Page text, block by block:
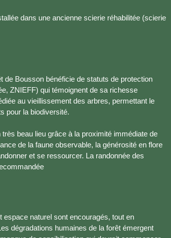
dans une ancienne scierie réhabilitée (scierie
de Bousson bénéficie de statuts de protection
ZNIEFF) qui témoignent de sa richesse
au vieillissement des arbres, permettant le
pour la biodiversité.
beau lieu grâce à la proximité immédiate de
de la faune observable, la générosité en flore
et se ressourcer. La randonnée des
naturel sont encouragés, tout en
dégradations humaines de la forêt émergent